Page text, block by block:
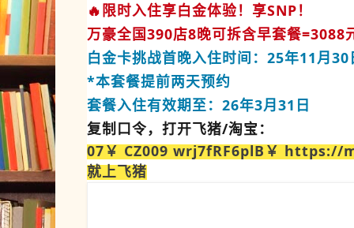
🔥限时入住享白金体验！享SNP！
万豪全国390店8晚可拆含早套餐=3088
白金卡挑战首晚入住时间：25年11月30
*本套餐提前两天预约
套餐入住有效期至：26年3月31日
复制口令，打开飞猪/淘宝：
07￥ CZ009 wrj7fRF6plB￥ https://
就上飞猪